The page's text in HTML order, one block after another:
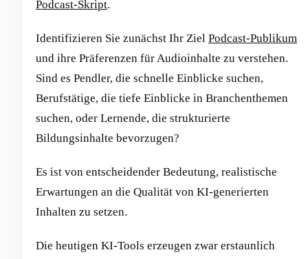
Podcast-Skript.
Identifizieren Sie zunächst Ihr Ziel Podcast-Publikum
und ihre Präferenzen für Audioinhalte zu verstehen.
Sind es Pendler, die schnelle Einblicke suchen,
Berufstätige, die tiefe Einblicke in Branchenthemen
suchen, oder Lernende, die strukturierte
Bildungsinhalte bevorzugen?
Es ist von entscheidender Bedeutung, realistische
Erwartungen an die Qualität von KI-generierten
Inhalten zu setzen.
Die heutigen KI-Tools erzeugen zwar erstaunlich